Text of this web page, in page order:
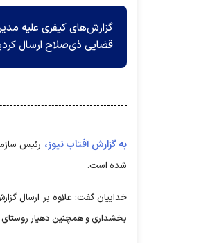
گزارش‌های کیفری علیه
قضایی ذی‌صلاح ارسال
به گزارش آفتاب نیوز،
شده است.
خداییان گفت: علاوه بر ارسال
بخشداری و همچنین دهیار روستای